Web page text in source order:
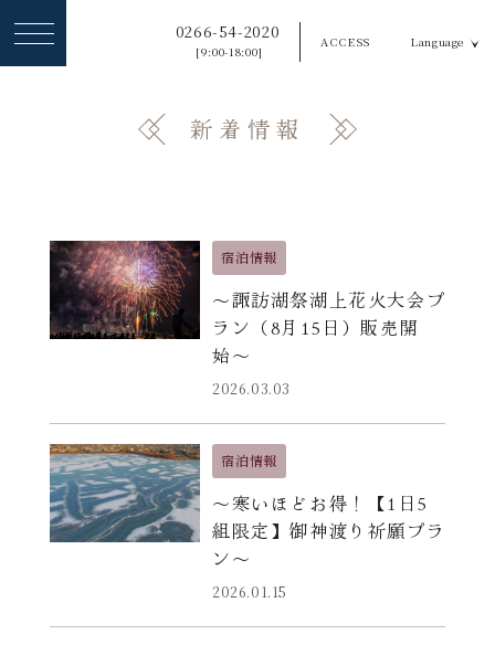
0266-54-2020
[9:00-18:00]
ACCESS Language
新着情報
宿泊情報
〜諏訪湖祭湖上花火大会プ
ラン（8月15日）販売開
始〜
2026.03.03
宿泊情報
〜寒いほどお得！【1日5
組限定】御神渡り祈願プラ
ン〜
2026.01.15